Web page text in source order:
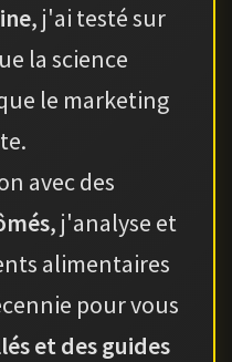
, j'ai testé sur
la science
le marketing
avec des
, j'analyse et
alimentaires
pour vous
et des guides